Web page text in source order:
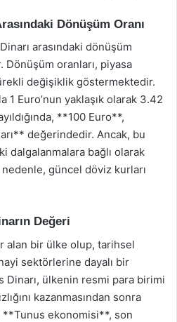
Dönüşüm Oranı
arasındaki dönüşüm
Dönüşüm oranları, piyasa
değişiklik göstermektedir.
1 Euro’nun yaklaşık olarak 3.42
**100 Euro**,
değerindedir. Ancak, bu
dalgalanmalara bağlı olarak
güncel döviz kurları
Değeri
alan bir ülke olup, tarihsel
sektörlerine dayalı bir
Dinarı, ülkenin resmi para birimi
kazanmasından sonra
**Tunus ekonomisi**, son